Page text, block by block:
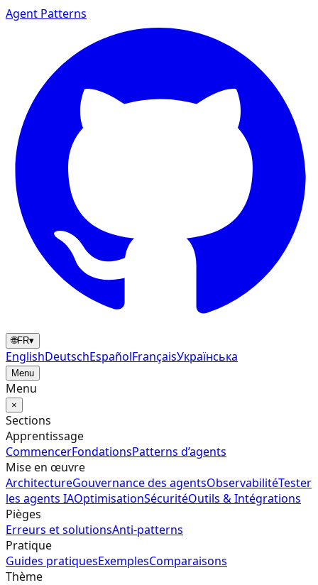
Agent Patterns
🌐FR▾
EnglishDeutschEspañolFrançaisУкраїнська
Menu
Menu
×
Sections
Apprentissage
CommencerFondationsPatterns d’agents
Mise en œuvre
ArchitectureGouvernance des agentsObservabilitéTester
les agents IAOptimisationSécuritéOutils & Intégrations
Pièges
Erreurs et solutionsAnti-patterns
Pratique
Guides pratiquesExemplesComparaisons
Thème